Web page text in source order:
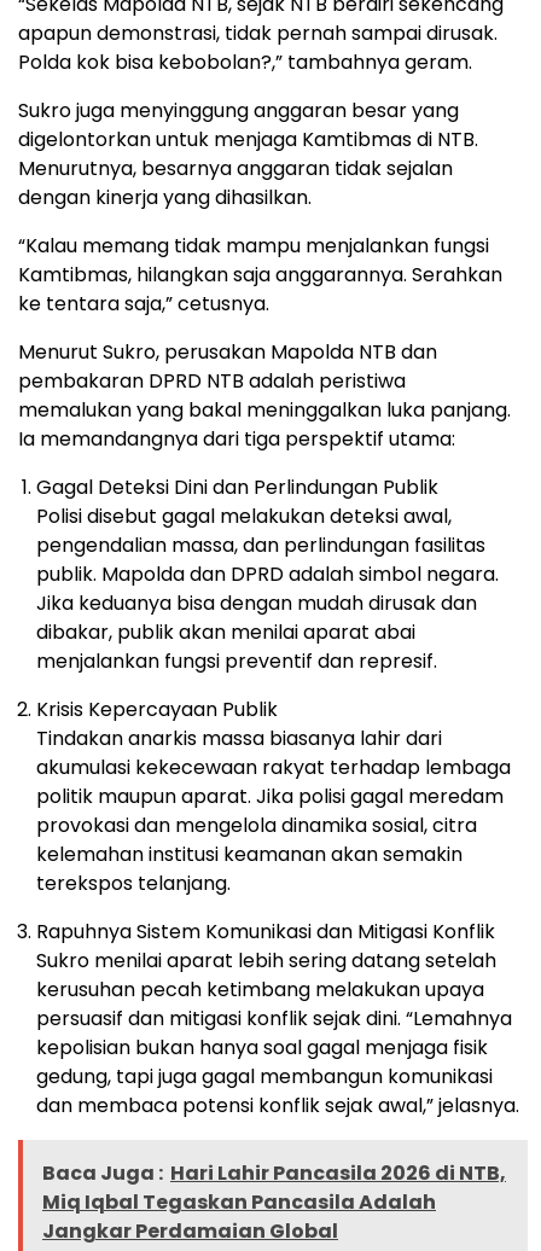
apapun demonstrasi, tidak pernah sampai dirusak.
Polda kok bisa kebobolan?,” tambahnya geram.
Sukro juga menyinggung anggaran besar yang
digelontorkan untuk menjaga Kamtibmas di NTB.
Menurutnya, besarnya anggaran tidak sejalan
dengan kinerja yang dihasilkan.
“Kalau memang tidak mampu menjalankan fungsi
Kamtibmas, hilangkan saja anggarannya. Serahkan
ke tentara saja,” cetusnya.
Menurut Sukro, perusakan Mapolda NTB dan
pembakaran DPRD NTB adalah peristiwa
memalukan yang bakal meninggalkan luka panjang.
Ia memandangnya dari tiga perspektif utama:
Gagal Deteksi Dini dan Perlindungan Publik
Polisi disebut gagal melakukan deteksi awal,
pengendalian massa, dan perlindungan fasilitas
publik. Mapolda dan DPRD adalah simbol negara.
Jika keduanya bisa dengan mudah dirusak dan
dibakar, publik akan menilai aparat abai
menjalankan fungsi preventif dan represif.
Krisis Kepercayaan Publik
Tindakan anarkis massa biasanya lahir dari
akumulasi kekecewaan rakyat terhadap lembaga
politik maupun aparat. Jika polisi gagal meredam
provokasi dan mengelola dinamika sosial, citra
kelemahan institusi keamanan akan semakin
terekspos telanjang.
Rapuhnya Sistem Komunikasi dan Mitigasi Konflik
Sukro menilai aparat lebih sering datang setelah
kerusuhan pecah ketimbang melakukan upaya
persuasif dan mitigasi konflik sejak dini. “Lemahnya
kepolisian bukan hanya soal gagal menjaga fisik
gedung, tapi juga gagal membangun komunikasi
dan membaca potensi konflik sejak awal,” jelasnya.
Baca Juga : Hari Lahir Pancasila 2026 di NTB,
Miq Iqbal Tegaskan Pancasila Adalah
Jangkar Perdamaian Global